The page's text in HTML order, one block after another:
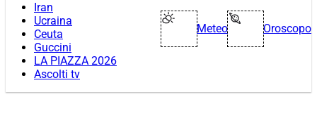
Iran
Ucraina
Ceuta
Guccini
LA PIAZZA 2026
Ascolti tv
Meteo Oroscopo